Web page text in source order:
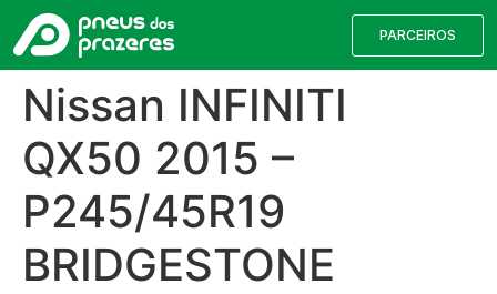
PARCEIROS
Nissan INFINITI
QX50 2015 –
P245/45R19
BRIDGESTONE